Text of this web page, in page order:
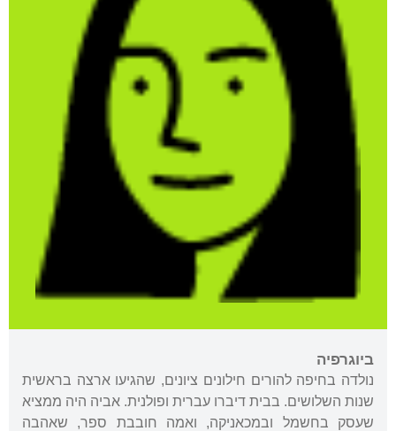
ביוגרפיה
נולדה בחיפה להורים חילונים ציונים, שהגיעו ארצה בראשית
שנות השלושים. בבית דיברו עברית ופולנית. אביה היה ממציא
שעסק בחשמל ובמכאניקה, ואמה חובבת ספר, שאהבה